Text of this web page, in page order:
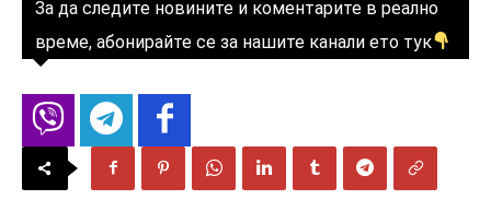
За да следите новините и коментарите в реално
време, абонирайте се за нашите канали ето тук